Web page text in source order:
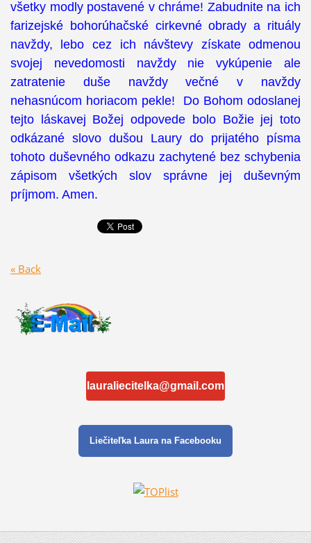
všetky modly postavené v chráme! Zabudnite na ich
farizejské bohorúhačské cirkevné obrady a rituály
navždy, lebo cez ich návštevy získate odmenou
svojej nevedomosti navždy nie vykúpenie ale
zatratenie duše navždy večné v navždy
nehasnúcom horiacom pekle! Do Bohom odoslanej
tejto láskavej Božej odpovede bolo Božie jej toto
odkázané slovo dušou Laury do prijatého písma
tohoto duševného odkazu zachytené bez schybenia
zápisom všetkých slov správne jej duševným
príjmom. Amen.
« Back
lauraliecitelka@gmail.com
Liečiteľka Laura na Facebooku